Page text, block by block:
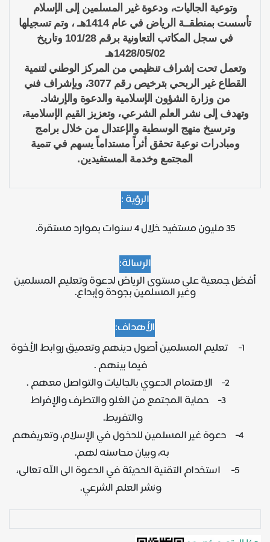
وتوعية الجاليات، ودعوة غير المسلمين إلى الإسلام
تأسست بمنطقــة الرياض في عام 1414هـ ، وتم تسجيلها
في سجل المكاتب التعاونية برقم 101/28 وتاريخ
1428/05/02هـ
وتعمل تحت إشراف تنظيمي من المركز الوطني لتنمية
القطاع غير الربحي بترخيص رقم 3077، وبإشراف فني
من وزارة الشؤون الإسلامية والدعوة والإرشاد.
وتهدف إلى نشر العلم الشرعي، وتعزيز القيم الإسلامية،
وترسيخ منهج الوسطية والإعتدال من خلال برامج
ومبادرات نوعية تحقق أثراً مستداماً يسهم في تنمية
المجتمع وخدمة المستفيدين.
الرؤية :
35 مليون مستفيد خلال 4 سنوات بموارد مستقرة.
الرسالة:
أفضل جمعية على مستوى الرياض لدعوة وتعليم المسلمين
وغير المسلمين بجودة وإبداع.
الأهداف:
1- تعليم المسلمين أصول دينهم وتعميق روابط الأخوة
فيما بينهم .
2- الاهتمام الدعوي بالجاليات والتواصل معهم .
3- حماية المجتمع من الغلو والتطرف والإفراط
والتفريط.
4- دعوة غير المسلمين للدخول في الإسلام، وتعريفهم
به، وبيان محاسنه لهم.
5- استخدام التقنية الحديثة في الدعوة الى الله تعالى،
ونشر العلم الشرعي.